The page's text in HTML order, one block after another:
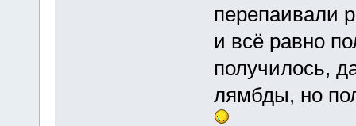
перепаивали
и всё равно
получилось,
лямбды, но